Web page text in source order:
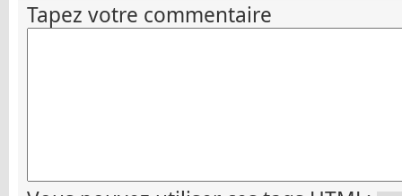
Tapez votre commentaire